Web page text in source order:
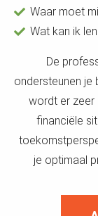
Waar moet
Wat kan ik
De
ondersteunen je
wordt er zeer
financiële
je optimaal